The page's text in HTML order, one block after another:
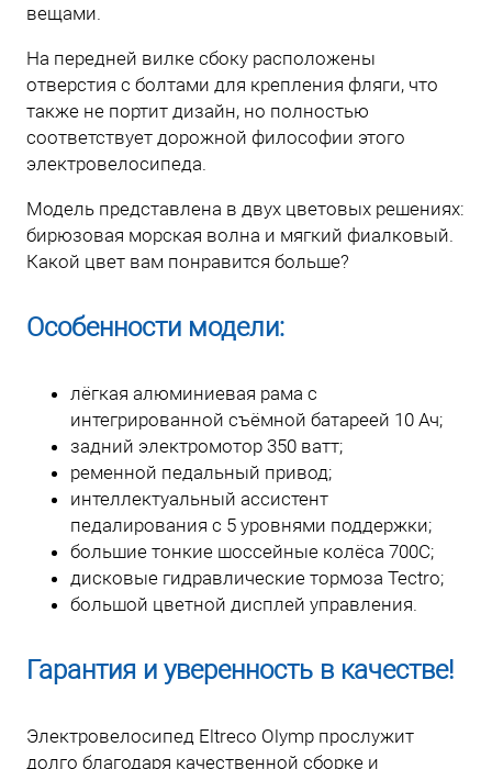
вещами.
На передней вилке сбоку расположены
отверстия с болтами для крепления фляги, что
также не портит дизайн, но полностью
соответствует дорожной философии этого
электровелосипеда.
Модель представлена в двух цветовых решениях:
бирюзовая морская волна и мягкий фиалковый.
Какой цвет вам понравится больше?
Особенности модели:
лёгкая алюминиевая рама с
интегрированной съёмной батареей 10 Ач;
задний электромотор 350 ватт;
ременной педальный привод;
интеллектуальный ассистент
педалирования с 5 уровнями поддержки;
большие тонкие шоссейные колёса 700С;
дисковые гидравлические тормоза Tectro;
большой цветной дисплей управления.
Гарантия и уверенность в качестве!
Электровелосипед Eltreco Olymp прослужит
долго благодаря качественной сборке и